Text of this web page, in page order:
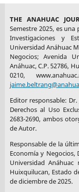
733-769. https://doi.
org/10.5465/
World Economic
(14th ed.). https://
weforum.org/
Zes, B. D. & Landis,
awareness.
of return on stock
spots. The Korn/
https://
selfawareness
THE ANAHUAC
Semestre 2025, es
Investigaciones y
Universidad Anáhuac
Negocios; Avenida
Anáhuac, C.P. 52786,
0210,
Editor responsable:
Derechos al Uso
2683-2690, ambos
de Autor.
Responsable de la
Economía y Negocios,
Universidad Anáhuac
Huixquilucan, Estado
de diciembre de 2025.